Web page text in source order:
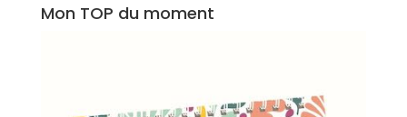
Mon TOP du moment